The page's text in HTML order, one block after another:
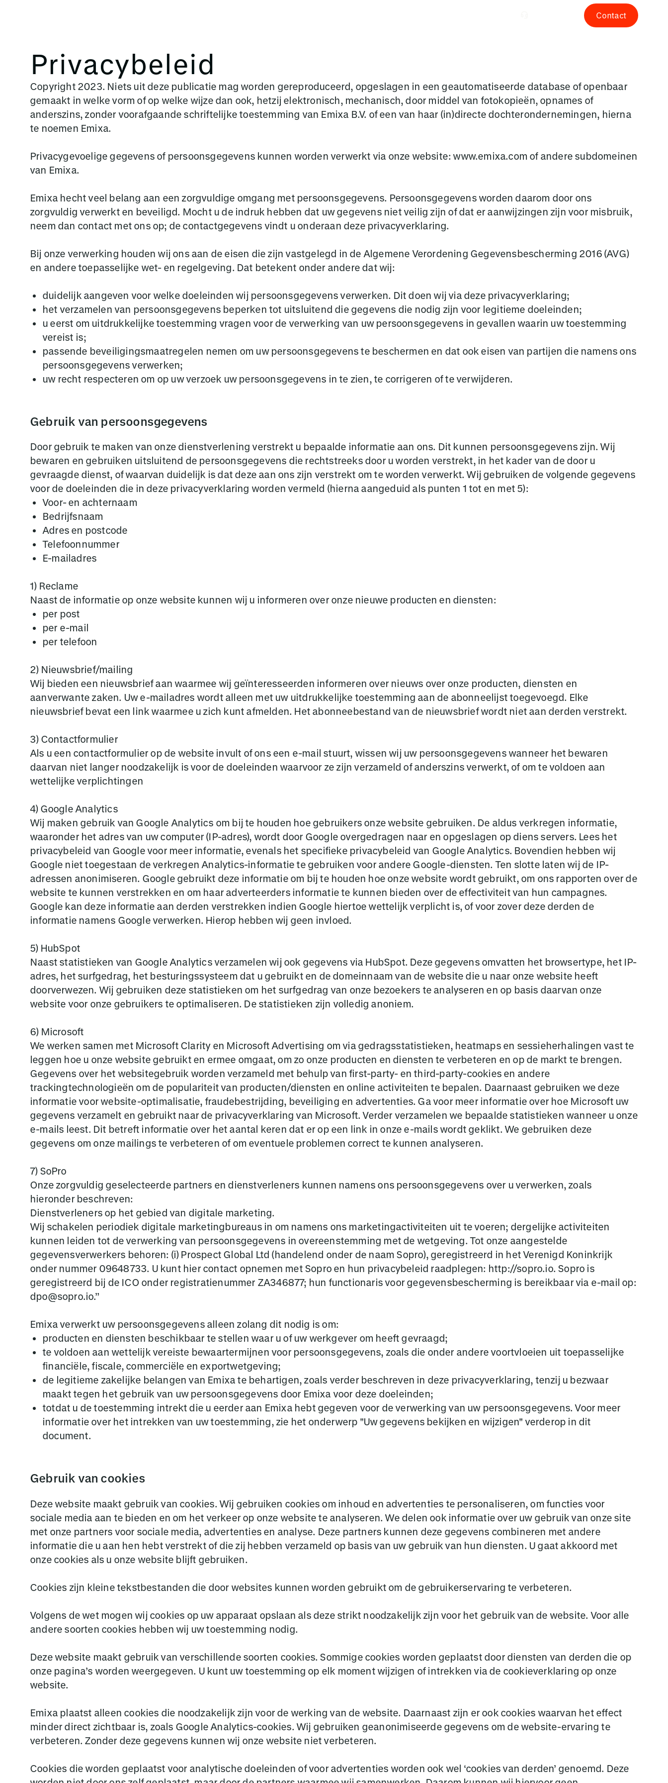
Contact
Privacybeleid
Copyright 2023. Niets uit deze publicatie mag worden gereproduceerd, opgeslagen in een geautomatiseerde database of openbaar
gemaakt in welke vorm of op welke wijze dan ook, hetzij elektronisch, mechanisch, door middel van fotokopieën, opnames of
anderszins, zonder voorafgaande schriftelijke toestemming van Emixa B.V. of een van haar (in)directe dochterondernemingen, hierna
te noemen Emixa.
Privacygevoelige gegevens of persoonsgegevens kunnen worden verwerkt via onze website: www.emixa.com of andere subdomeinen
van Emixa.
Emixa hecht veel belang aan een zorgvuldige omgang met persoonsgegevens. Persoonsgegevens worden daarom door ons
zorgvuldig verwerkt en beveiligd. Mocht u de indruk hebben dat uw gegevens niet veilig zijn of dat er aanwijzingen zijn voor misbruik,
neem dan contact met ons op; de contactgegevens vindt u onderaan deze privacyverklaring.
Bij onze verwerking houden wij ons aan de eisen die zijn vastgelegd in de Algemene Verordening Gegevensbescherming 2016 (AVG)
en andere toepasselijke wet- en regelgeving. Dat betekent onder andere dat wij:
duidelijk aangeven voor welke doeleinden wij persoonsgegevens verwerken. Dit doen wij via deze privacyverklaring;
het verzamelen van persoonsgegevens beperken tot uitsluitend die gegevens die nodig zijn voor legitieme doeleinden;
u eerst om uitdrukkelijke toestemming vragen voor de verwerking van uw persoonsgegevens in gevallen waarin uw toestemming
vereist is;
passende beveiligingsmaatregelen nemen om uw persoonsgegevens te beschermen en dat ook eisen van partijen die namens ons
persoonsgegevens verwerken;
uw recht respecteren om op uw verzoek uw persoonsgegevens in te zien, te corrigeren of te verwijderen.
Gebruik van persoonsgegevens
Door gebruik te maken van onze dienstverlening verstrekt u bepaalde informatie aan ons. Dit kunnen persoonsgegevens zijn. Wij
bewaren en gebruiken uitsluitend de persoonsgegevens die rechtstreeks door u worden verstrekt, in het kader van de door u
gevraagde dienst, of waarvan duidelijk is dat deze aan ons zijn verstrekt om te worden verwerkt. Wij gebruiken de volgende gegevens
voor de doeleinden die in deze privacyverklaring worden vermeld (hierna aangeduid als punten 1 tot en met 5):
Voor- en achternaam
Bedrijfsnaam
Adres en postcode
Telefoonnummer
E-mailadres
1) Reclame
Naast de informatie op onze website kunnen wij u informeren over onze nieuwe producten en diensten:
per post
per e-mail
per telefoon
2) Nieuwsbrief/mailing
Wij bieden een nieuwsbrief aan waarmee wij geïnteresseerden informeren over nieuws over onze producten, diensten en
aanverwante zaken. Uw e-mailadres wordt alleen met uw uitdrukkelijke toestemming aan de abonneelijst toegevoegd. Elke
nieuwsbrief bevat een link waarmee u zich kunt afmelden. Het abonneebestand van de nieuwsbrief wordt niet aan derden verstrekt.
3) Contactformulier
Als u een contactformulier op de website invult of ons een e-mail stuurt, wissen wij uw persoonsgegevens wanneer het bewaren
daarvan niet langer noodzakelijk is voor de doeleinden waarvoor ze zijn verzameld of anderszins verwerkt, of om te voldoen aan
wettelijke verplichtingen
4) Google Analytics
Wij maken gebruik van Google Analytics om bij te houden hoe gebruikers onze website gebruiken. De aldus verkregen informatie,
waaronder het adres van uw computer (IP-adres), wordt door Google overgedragen naar en opgeslagen op diens servers. Lees het
privacybeleid van Google voor meer informatie, evenals het specifieke privacybeleid van Google Analytics. Bovendien hebben wij
Google niet toegestaan de verkregen Analytics-informatie te gebruiken voor andere Google-diensten. Ten slotte laten wij de IP-
adressen anonimiseren. Google gebruikt deze informatie om bij te houden hoe onze website wordt gebruikt, om ons rapporten over de
website te kunnen verstrekken en om haar adverteerders informatie te kunnen bieden over de effectiviteit van hun campagnes.
Google kan deze informatie aan derden verstrekken indien Google hiertoe wettelijk verplicht is, of voor zover deze derden de
informatie namens Google verwerken. Hierop hebben wij geen invloed.
5) HubSpot
Naast statistieken van Google Analytics verzamelen wij ook gegevens via HubSpot. Deze gegevens omvatten het browsertype, het IP-
adres, het surfgedrag, het besturingssysteem dat u gebruikt en de domeinnaam van de website die u naar onze website heeft
doorverwezen. Wij gebruiken deze statistieken om het surfgedrag van onze bezoekers te analyseren en op basis daarvan onze
website voor onze gebruikers te optimaliseren. De statistieken zijn volledig anoniem.
6) Microsoft
We werken samen met Microsoft Clarity en Microsoft Advertising om via gedragsstatistieken, heatmaps en sessieherhalingen vast te
leggen hoe u onze website gebruikt en ermee omgaat, om zo onze producten en diensten te verbeteren en op de markt te brengen.
Gegevens over het websitegebruik worden verzameld met behulp van first-party- en third-party-cookies en andere
trackingtechnologieën om de populariteit van producten/diensten en online activiteiten te bepalen. Daarnaast gebruiken we deze
informatie voor website-optimalisatie, fraudebestrijding, beveiliging en advertenties. Ga voor meer informatie over hoe Microsoft uw
gegevens verzamelt en gebruikt naar de privacyverklaring van Microsoft. Verder verzamelen we bepaalde statistieken wanneer u onze
e-mails leest. Dit betreft informatie over het aantal keren dat er op een link in onze e-mails wordt geklikt. We gebruiken deze
gegevens om onze mailings te verbeteren of om eventuele problemen correct te kunnen analyseren.
7) SoPro
Onze zorgvuldig geselecteerde partners en dienstverleners kunnen namens ons persoonsgegevens over u verwerken, zoals
hieronder beschreven:
Dienstverleners op het gebied van digitale marketing.
Wij schakelen periodiek digitale marketingbureaus in om namens ons marketingactiviteiten uit te voeren; dergelijke activiteiten
kunnen leiden tot de verwerking van persoonsgegevens in overeenstemming met de wetgeving. Tot onze aangestelde
gegevensverwerkers behoren: (i) Prospect Global Ltd (handelend onder de naam Sopro), geregistreerd in het Verenigd Koninkrijk
onder nummer 09648733. U kunt hier contact opnemen met Sopro en hun privacybeleid raadplegen: http://sopro.io. Sopro is
geregistreerd bij de ICO onder registratienummer ZA346877; hun functionaris voor gegevensbescherming is bereikbaar via e-mail op:
dpo@sopro.io.”
Emixa verwerkt uw persoonsgegevens alleen zolang dit nodig is om:
producten en diensten beschikbaar te stellen waar u of uw werkgever om heeft gevraagd;
te voldoen aan wettelijk vereiste bewaartermijnen voor persoonsgegevens, zoals die onder andere voortvloeien uit toepasselijke
financiële, fiscale, commerciële en exportwetgeving;
de legitieme zakelijke belangen van Emixa te behartigen, zoals verder beschreven in deze privacyverklaring, tenzij u bezwaar
maakt tegen het gebruik van uw persoonsgegevens door Emixa voor deze doeleinden;
totdat u de toestemming intrekt die u eerder aan Emixa hebt gegeven voor de verwerking van uw persoonsgegevens. Voor meer
informatie over het intrekken van uw toestemming, zie het onderwerp "Uw gegevens bekijken en wijzigen" verderop in dit
document.
Gebruik van cookies
Deze website maakt gebruik van cookies. Wij gebruiken cookies om inhoud en advertenties te personaliseren, om functies voor
sociale media aan te bieden en om het verkeer op onze website te analyseren. We delen ook informatie over uw gebruik van onze site
met onze partners voor sociale media, advertenties en analyse. Deze partners kunnen deze gegevens combineren met andere
informatie die u aan hen hebt verstrekt of die zij hebben verzameld op basis van uw gebruik van hun diensten. U gaat akkoord met
onze cookies als u onze website blijft gebruiken.
Cookies zijn kleine tekstbestanden die door websites kunnen worden gebruikt om de gebruikerservaring te verbeteren.
Volgens de wet mogen wij cookies op uw apparaat opslaan als deze strikt noodzakelijk zijn voor het gebruik van de website. Voor alle
andere soorten cookies hebben wij uw toestemming nodig.
Deze website maakt gebruik van verschillende soorten cookies. Sommige cookies worden geplaatst door diensten van derden die op
onze pagina’s worden weergegeven. U kunt uw toestemming op elk moment wijzigen of intrekken via de cookieverklaring op onze
website.
Emixa plaatst alleen cookies die noodzakelijk zijn voor de werking van de website. Daarnaast zijn er ook cookies waarvan het effect
minder direct zichtbaar is, zoals Google Analytics-cookies. Wij gebruiken geanonimiseerde gegevens om de website-ervaring te
verbeteren. Zonder deze gegevens kunnen wij onze website niet verbeteren.
Cookies die worden geplaatst voor analytische doeleinden of voor advertenties worden ook wel ‘cookies van derden’ genoemd. Deze